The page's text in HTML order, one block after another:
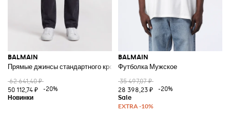
BALMAIN
Прямые джинсы стандартного кроя из хлопкового денима с пятью
62 641,40 ₽
50 112,74 ₽
-20%
BALMAIN
Футболка Мужское
35 497,07 ₽
28 398,23 ₽
-20%